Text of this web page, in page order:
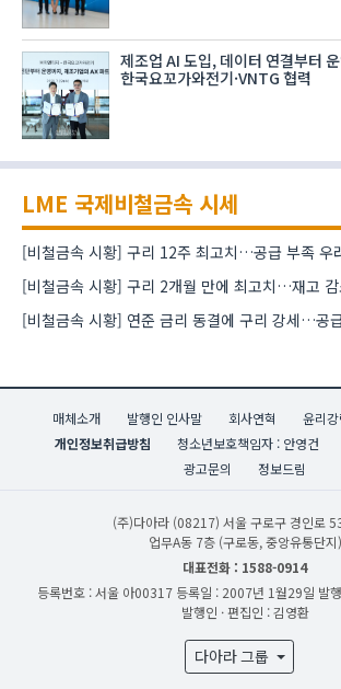
제조업 AI 도입, 데이터 연결부터
한국요꼬가와전기·VNTG 협력
LME 국제비철금속 시세
[비철금속 시황] 구리 12주 최고치…공급 부족 우
매체소개 발행인 인사말 회사연혁 윤리강
개인정보취급방침
청소년보호책임자 : 안영건
광고문의
정보드림
(주)다아라 (08217) 서울 구로구 경인로
업무A동 7층 (구로동, 중앙유통단지)
대표전화 : 1588-0914
등록번호 : 서울 아00317 등록일 : 2007년 1월29일 발
발행인 · 편집인 : 김영환
다아라 그룹